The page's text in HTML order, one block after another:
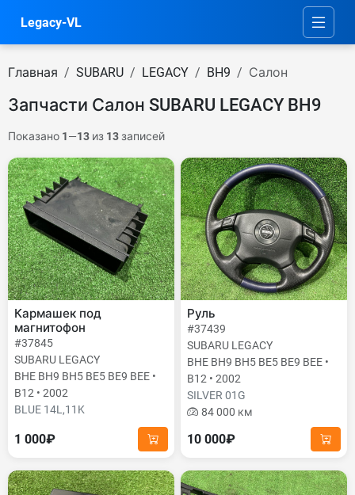
Legacy-VL
Главная SUBARU LEGACY BH9 Салон
Запчасти Салон SUBARU LEGACY BH9
Показано 1—13 из 13записей
Кармашек под
магнитофон
#37845
SUBARU LEGACY
BHE BH9 BH5 BE5 BE9 BEE •
B12 • 2002
BLUE 14L,11K
1 000₽
Руль
#37439
SUBARU LEGACY
BHE BH9 BH5 BE5 BE9 BEE •
B12 • 2002
SILVER 01G
84 000 км
10 000₽